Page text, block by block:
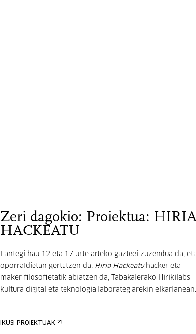
Zeri dagokio: Proiektua: HIRIA
HACKEATU
Lantegi hau 12 eta 17 urte arteko gazteei zuzendua da, eta
oporraldietan gertatzen da. Hiria Hackeatuhacker eta
maker filosofietatik abiatzen da, Tabakalerako Hirikilabs
kultura digital eta teknologia laborategiarekin elkarlanean.
IKUSI PROIEKTUAK